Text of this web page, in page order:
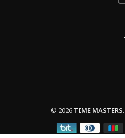
© 2026 TIME MASTERS.